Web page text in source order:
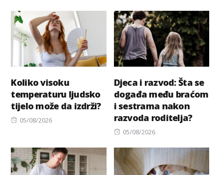
Koliko visoku
temperaturu ljudsko
tijelo može da izdrži?
Posted
05/08/2026
Djeca i razvod: Šta se
događa među braćom
i sestrama nakon
razvoda roditelja?
Posted
05/08/2026